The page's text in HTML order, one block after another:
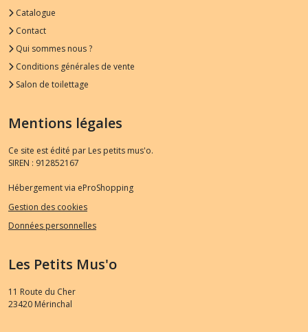
Catalogue
Contact
Qui sommes nous ?
Conditions générales de vente
Salon de toilettage
Mentions légales
Ce site est édité par Les petits mus'o.
SIREN : 912852167
Hébergement via eProShopping
Gestion des cookies
Données personnelles
Les Petits Mus'o
11 Route du Cher
23420 Mérinchal